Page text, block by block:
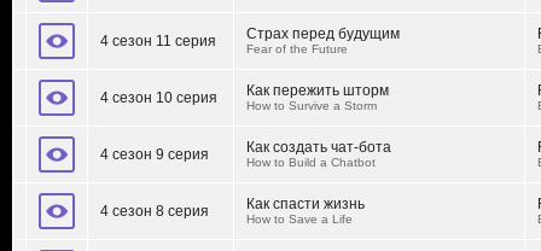
4 сезон 11 серия Страх перед будущим
Fear of the Future
4 сезон 10 серия Как пережить шторм
How to Survive a Storm
4 сезон 9 серия Как создать чат-бота
How to Build a Chatbot
4 сезон 8 серия Как спасти жизнь
How to Save a Life